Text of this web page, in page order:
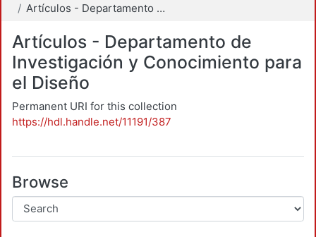
Artículos - Departamento de Investigación y Conocimiento para el Diseño
Artículos - Departamento de
Investigación y Conocimiento para
el Diseño
Permanent URI for this collection
https://hdl.handle.net/11191/387
Browse